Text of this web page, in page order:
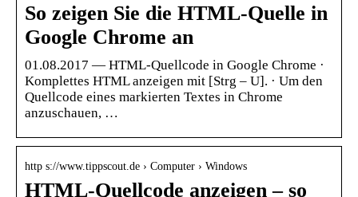
So zeigen Sie die HTML-Quelle in
Google Chrome an
01.08.2017 — HTML-Quellcode in Google Chrome ·
Komplettes HTML anzeigen mit [Strg – U]. · Um den
Quellcode eines markierten Textes in Chrome
anzuschauen, …
http s://www.tippscout.de › Computer › Windows
HTML-Quellcode anzeigen – so